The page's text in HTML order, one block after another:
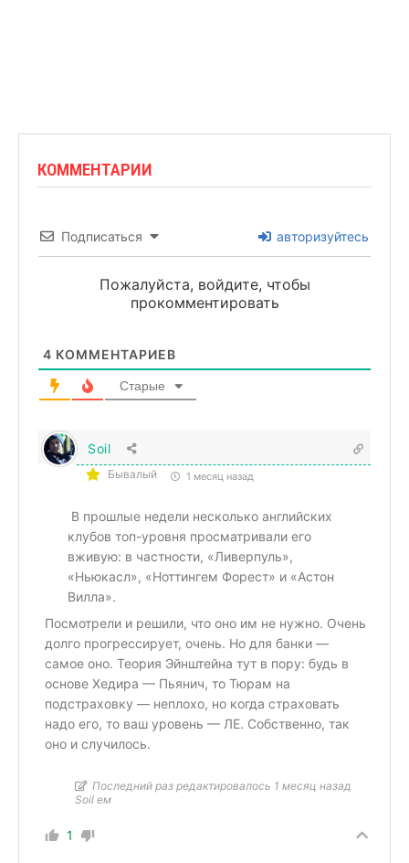
КОММЕНТАРИИ
Подписаться авторизуйтесь
Пожалуйста, войдите, чтобы
прокомментировать
4 КОММЕНТАРИЕВ
Старые
Soil
Бывалый 1 месяц назад
В прошлые недели несколько английских
клубов топ-уровня просматривали его
вживую: в частности, «Ливерпуль»,
«Ньюкасл», «Ноттингем Форест» и «Астон
Вилла».
Посмотрели и решили, что оно им не нужно. Очень
долго прогрессирует, очень. Но для банки —
самое оно. Теория Эйнштейна тут в пору: будь в
основе Хедира — Пьянич, то Тюрам на
подстраховку — неплохо, но когда страховать
надо его, то ваш уровень — ЛЕ. Собственно, так
оно и случилось.
Последний раз редактировалось 1 месяц назад
Soil ем
1